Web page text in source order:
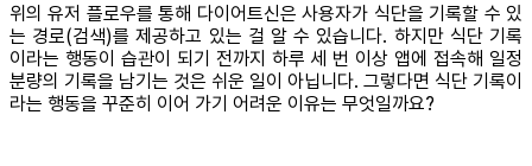
위의 유저 플로우를 통해 다이어트신은 사용자가 식단을 기록할 수 있
는 경로(검색)를 제공하고 있는 걸 알 수 있습니다. 하지만 식단 기록
이라는 행동이 습관이 되기 전까지 하루 세 번 이상 앱에 접속해 일정
분량의 기록을 남기는 것은 쉬운 일이 아닙니다. 그렇다면 식단 기록이
라는 행동을 꾸준히 이어 가기 어려운 이유는 무엇일까요?